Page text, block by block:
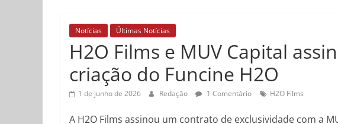
Notícias Últimas Notícias
H2O Films e MUV Capital
criação do Funcine H2O
1 de junho de 2026 Redação 1 Comentário H2O Films
A H2O Films assinou um contrato de exclusividade com a